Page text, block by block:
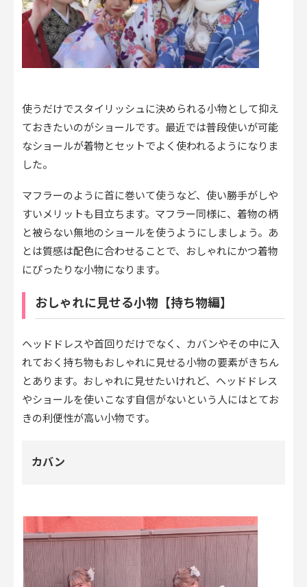
使うだけでスタイリッシュに決められる小物として抑え
ておきたいのがショールです。最近では普段使いが可能
なショールが着物とセットでよく使われるようになりま
した。
マフラーのように首に巻いて使うなど、使い勝手がしや
すいメリットも目立ちます。マフラー同様に、着物の柄
と被らない無地のショールを使うようにしましょう。あ
とは質感は配色に合わせることで、おしゃれにかつ着物
にぴったりな小物になります。
おしゃれに見せる小物【持ち物編】
ヘッドドレスや首回りだけでなく、カバンやその中に入
れておく持ち物もおしゃれに見せる小物の要素がきちん
とあります。おしゃれに見せたいけれど、ヘッドドレス
やショールを使いこなす自信がないという人にはとてお
きの利便性が高い小物です。
カバン